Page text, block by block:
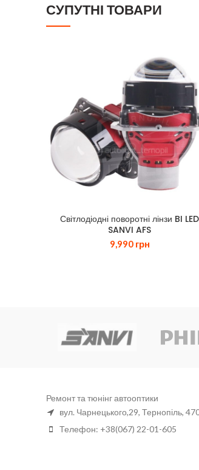
СУПУТНІ ТОВАРИ
Світлодіодні поворотні лінзи BI LED
SANVI AFS
9,990 грн
Ремонт та тюнінг автооптики
вул. Чарнецького,29, Тернопіль,
Телефон: +38(067) 22-01-605